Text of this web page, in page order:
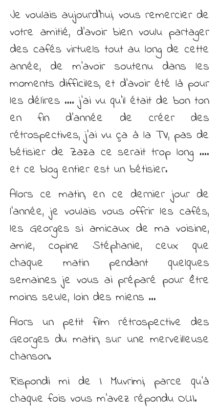
Je voulais aujourd’hui, vous remercier de
votre amitié, d’avoir bien voulu partager
des cafés virtuels tout au long de cette
année, de m’avoir soutenu dans les
moments difficiles, et d’avoir été là pour
les délires …. j’ai vu qu’il était de bon ton
en fin d’année de créer des
rétrospectives, j’ai vu ça à la TV, pas de
bétisier de Zaza ce serait trop long ….
et ce blog entier est un bétisier.
Alors ce matin, en ce dernier jour de
l’année, je voulais vous offrir les cafés,
les Georges si amicaux de ma voisine,
amie, copine Stéphanie, ceux que
chaque matin pendant quelques
semaines je vous ai préparé pour être
moins seule, loin des miens …
Alors un petit film rétrospective des
Georges du matin, sur une merveilleuse
chanson.
Rispondi mi de I Muvrimi, parce qu’à
chaque fois vous m’avez répondu OUI.